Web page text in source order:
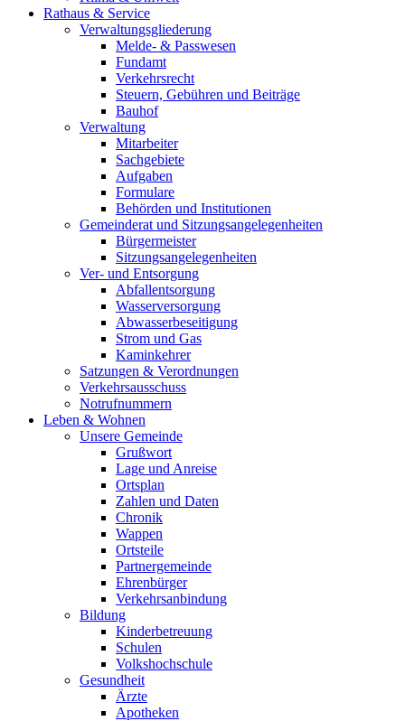
Rathaus & Service
Verwaltungsgliederung
Melde- & Passwesen
Fundamt
Verkehrsrecht
Steuern, Gebühren und Beiträge
Bauhof
Verwaltung
Mitarbeiter
Sachgebiete
Aufgaben
Formulare
Behörden und Institutionen
Gemeinderat und Sitzungsangelegenheiten
Bürgermeister
Sitzungsangelegenheiten
Ver- und Entsorgung
Abfallentsorgung
Wasserversorgung
Abwasserbeseitigung
Strom und Gas
Kaminkehrer
Satzungen & Verordnungen
Verkehrsausschuss
Notrufnummern
Leben & Wohnen
Unsere Gemeinde
Grußwort
Lage und Anreise
Ortsplan
Zahlen und Daten
Chronik
Wappen
Ortsteile
Partnergemeinde
Ehrenbürger
Verkehrsanbindung
Bildung
Kinderbetreuung
Schulen
Volkshochschule
Gesundheit
Ärzte
Apotheken